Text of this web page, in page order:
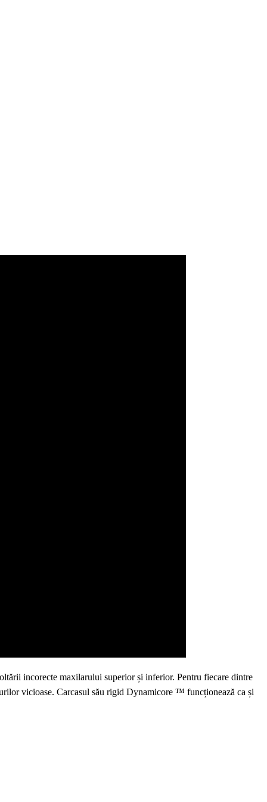
incorecte maxilarului superior și inferior. Pentru fiecare dintre
vicioase. Carcasul său rigid Dynamicore ™ funcționează ca și